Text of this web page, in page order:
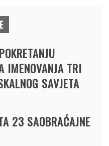
IMENOVANJA TRI
SAVJETA
23 SAOBRAĆAJNE